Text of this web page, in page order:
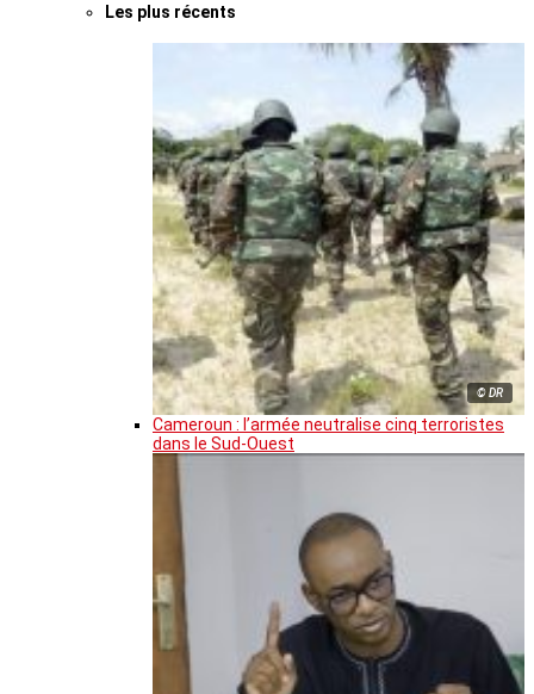
Les plus récents
© DR
Cameroun : l’armée neutralise cinq terroristes
dans le Sud-Ouest